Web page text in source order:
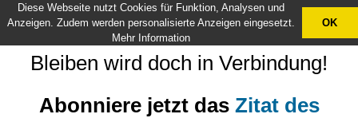
Bleiben wird doch in Verbindung!
Abonniere jetzt das Zitat des
X
Diese Webseite nutzt Cookies für Funktion, Analysen und
Anzeigen. Zudem werden personalisierte Anzeigen eingesetzt.
Mehr Information
OK